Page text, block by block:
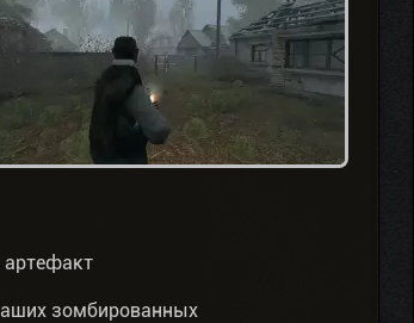
артефакт
зомбированных